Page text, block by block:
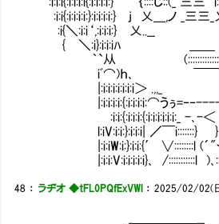
Ⅴ:i:i{:i:i:i:i:}:i:i:i:i:} j 乂___,ノ
Ⅴ:i{＼:i:i‘,:i:i:i:} 乂..__ ｀
Ⅵ{ ＼:i}:i:i:iﾊ ＿＿ ´
｀`从 (:::::::::::::) ,ｲ
iﾞ⌒)ｈ､ ￣￣ ﾉ
|:i:i:i:i:i:i:i＞ .,,_ _..イ
|:i:i:i:i:{:i:i:i:i:⌒うぅ=‐‐---- Ｔ爪
Ⅳ:i:i:{:i:i:i:{:i:i:i:i:i:i:_ -､-＜ }`
l:iV:i:i:}:i:i:i| ／￣i:::::::} }`v
|:i:iW:i:}:i:i:{′ ∨::::::::l (´"ー-⌒
|:i:i:V:i:i:i:i:i}､ /:::::::::::l )､
48 ：ラヂオ ◆tFL0PQfExVWl ：2025/02/02(